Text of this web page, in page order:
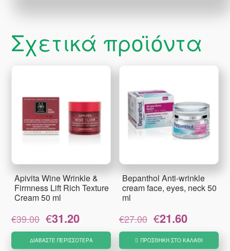
Σχετικά προϊόντα
Apivita Wine Wrinkle &
Firmness Lift Rich Texture
Cream 50 ml
€39.00
Original
price
was:
€39.00.
€31.20
τιμή
είναι:
ΔΙΑΒΆΣΤΕ ΠΕΡΙΣΣΌΤΕΡΑ
Bepanthol Anti-wrinkle
cream face, eyes, neck 50
ml
€27.00
Original
price
was:
€27.00.
€21.60
τιμή
είναι:
ΠΡΟΣΘΉΚΗ ΣΤΟ ΚΑΛΆΘΙ